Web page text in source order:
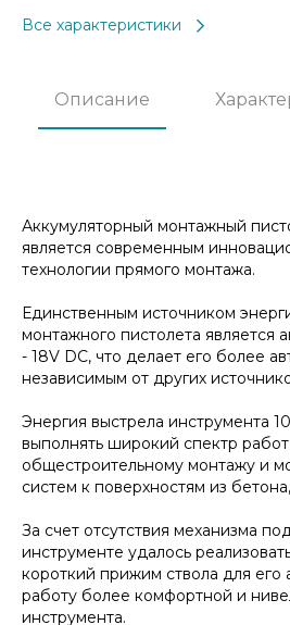
Все характеристики
Описание
Аккумуляторный монтажный
является современным
технологии прямого монтажа.
Единственным источником
монтажного пистолета является
- 18V DC, что делает его более
независимым от других
Энергия выстрела инструмента
выполнять широкий спектр
общестроительному монтажу и
систем к поверхностям из
За счет отсутствия механизма
инструменте удалось
короткий прижим ствола для его
работу более комфортной и
инструмента.